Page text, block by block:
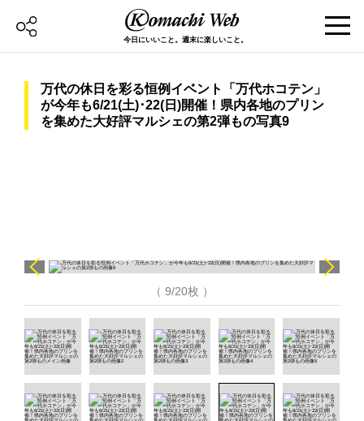
今日にいいこと。週末に楽しいこと。
万代の休日を彩る恒例イベント「万代ホコテン」
が今年も6/21(土)･22(日)開催！県内各地のプリン
を集めた大好評マルシェの第2弾もの写真9
（ 9/20枚 ）